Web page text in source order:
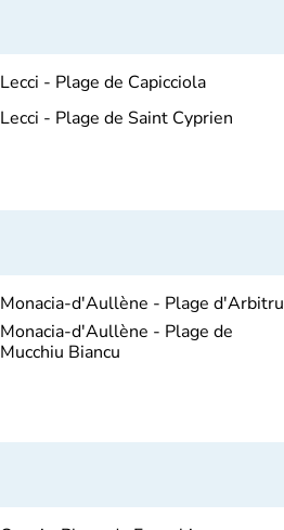
Lecci - Plage de Capicciola
Lecci - Plage de Saint Cyprien
Monacia-d'Aullène - Plage d'Arbitru
Monacia-d'Aullène - Plage de
Mucchiu Biancu